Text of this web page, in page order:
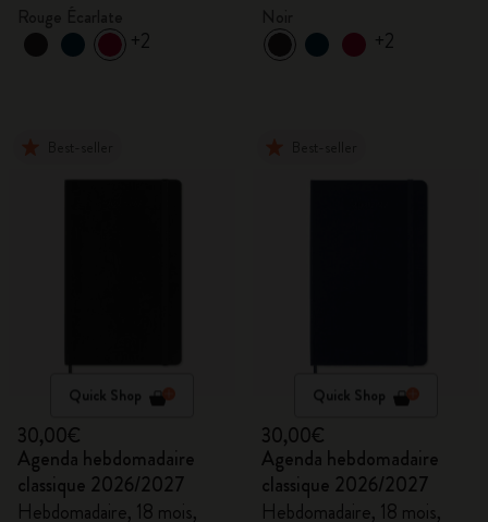
+2 +2
Quick Shop
30,00€
Agenda hebdomadaire
classique 2026/2027
Hebdomadaire, 18 mois,
Quick Shop
30,00€
Agenda hebdomadaire
classique 2026/2027
Hebdomadaire, 18 mois,